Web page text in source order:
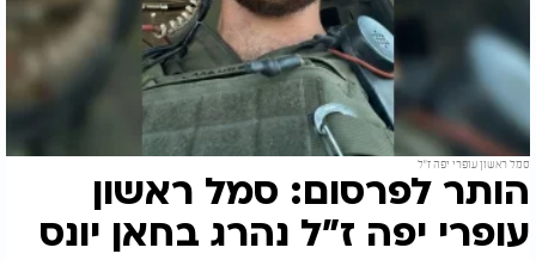
סמל ראשון עופרי יפה ז"ל
הותר לפרסום: סמל ראשון
עופרי יפה ז"ל נהרג בחאן יונס